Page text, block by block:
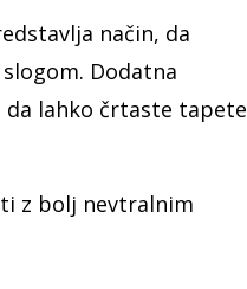
način, da
Dodatna
lahko črtaste tapete
z bolj nevtralnim